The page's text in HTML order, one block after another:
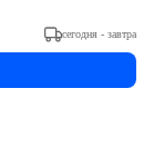
сегодня - завтра